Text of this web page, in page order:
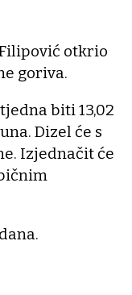
otkrio
goriva.
biti 13,02
Dizel će s
Izjednačit će